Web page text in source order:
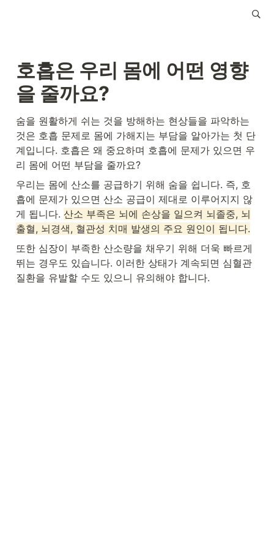
호흡은 우리 몸에 어떤 영향
을 줄까요?
숨을 원활하게 쉬는 것을 방해하는 현상들을 파악하는
것은 호흡 문제로 몸에 가해지는 부담을 알아가는 첫 단
계입니다. 호흡은 왜 중요하며 호흡에 문제가 있으면 우
리 몸에 어떤 부담을 줄까요?
우리는 몸에 산소를 공급하기 위해 숨을 쉽니다. 즉, 호
흡에 문제가 있으면 산소 공급이 제대로 이루어지지 않
게 됩니다. 산소 부족은 뇌에 손상을 일으켜 뇌졸중, 뇌
출혈, 뇌경색, 혈관성 치매 발생의 주요 원인이 됩니다.
또한 심장이 부족한 산소량을 채우기 위해 더욱 빠르게
뛰는 경우도 있습니다. 이러한 상태가 계속되면 심혈관
질환을 유발할 수도 있으니 유의해야 합니다.